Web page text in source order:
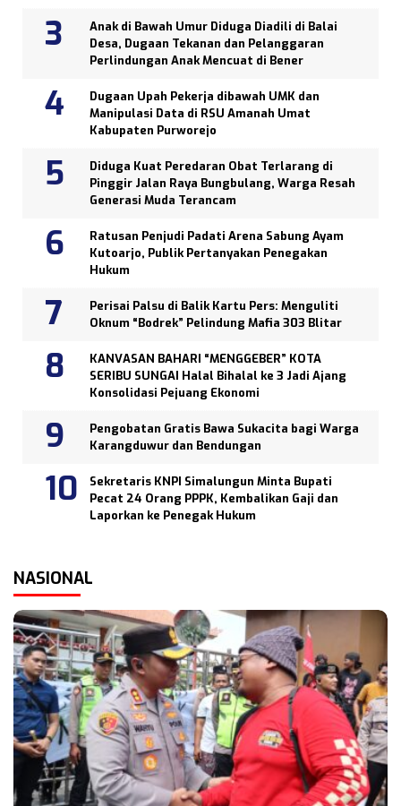
Anak di Bawah Umur Diduga Diadili di Balai
Desa, Dugaan Tekanan dan Pelanggaran
Perlindungan Anak Mencuat di Bener
Dugaan Upah Pekerja dibawah UMK dan
Manipulasi Data di RSU Amanah Umat
Kabupaten Purworejo
Diduga Kuat Peredaran Obat Terlarang di
Pinggir Jalan Raya Bungbulang, Warga Resah
Generasi Muda Terancam
Ratusan Penjudi Padati Arena Sabung Ayam
Kutoarjo, Publik Pertanyakan Penegakan
Hukum
Perisai Palsu di Balik Kartu Pers: Menguliti
Oknum “Bodrek” Pelindung Mafia 303 Blitar
KANVASAN BAHARI “MENGGEBER” KOTA
SERIBU SUNGAI Halal Bihalal ke 3 Jadi Ajang
Konsolidasi Pejuang Ekonomi
Pengobatan Gratis Bawa Sukacita bagi Warga
Karangduwur dan Bendungan
Sekretaris KNPI Simalungun Minta Bupati
Pecat 24 Orang PPPK, Kembalikan Gaji dan
Laporkan ke Penegak Hukum
NASIONAL